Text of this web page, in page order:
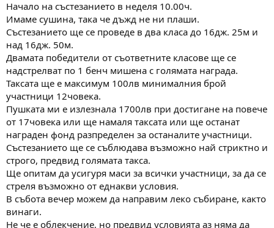
Начало на състезанието в неделя 10.00ч.
Имаме сушина, така че дъжд не ни плаши.
Състезанието ще се проведе в два класа до 16дж. 25м и
над 16дж. 50м.
Двамата победители от съответните класове ще се
надстрелват по 1 бенч мишена с голямата награда.
Таксата ще е максимум 100лв минималния брой
участници 12човека.
Пушката ми е излезнала 1700лв при достигане на повече
от 17човека или ще намаля таксата или ще останат
награден фонд разпределен за останалите участници.
Състезанието ще се съблюдава възможно най стриктно и
строго, предвид голямата такса.
Ще опитам да усигуря маси за всички участници, за да се
стреля възможно от еднакви условия.
В събота вечер можем да направим леко събиране, както
винаги.
Не че е облекчение, но предвид условията аз няма да